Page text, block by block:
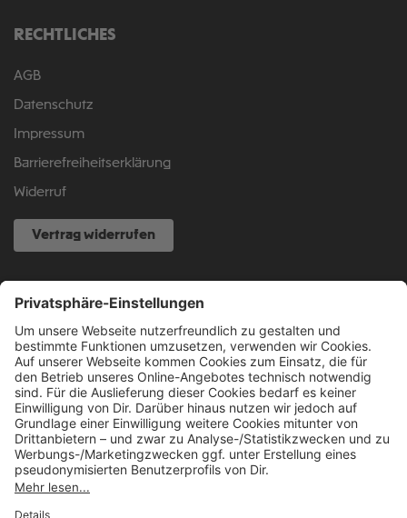
RECHTLICHES
AGB
Datenschutz
Impressum
Barrierefreiheitserklärung
Widerruf
Vertrag widerrufen
NOCH FRAGEN?
040 317 874 888
info@fcsp-shop.com